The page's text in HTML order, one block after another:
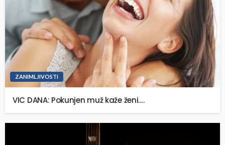
ZANIMLJIVOSTI
VIC DANA: Pokunjen muž kaže ženi….